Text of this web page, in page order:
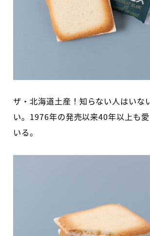
ザ・北海道土産！知らない人はいな
い。1976年の発売以来40年以上も
いる。